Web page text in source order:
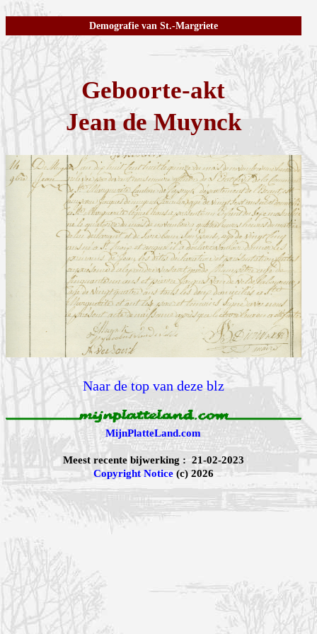
Demografie van St.-Margriete
Geboorte-akt
Jean de Muynck
Naar de top van deze blz
MijnPlatteLand.com
Meest recente bijwerking : 21-02-2023
Copyright Notice(c) 2026